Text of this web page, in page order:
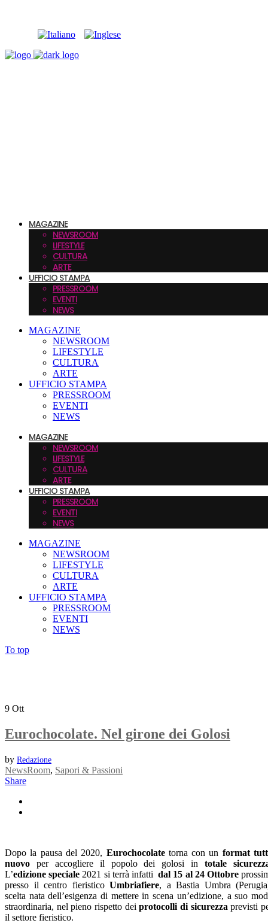
MAGAZINE
NEWSROOM
LIFESTYLE
CULTURA
ARTE
UFFICIO STAMPA
PRESSROOM
EVENTI
NEWS
MAGAZINE
NEWSROOM
LIFESTYLE
CULTURA
ARTE
UFFICIO STAMPA
PRESSROOM
EVENTI
NEWS
MAGAZINE
NEWSROOM
LIFESTYLE
CULTURA
ARTE
UFFICIO STAMPA
PRESSROOM
EVENTI
NEWS
MAGAZINE
NEWSROOM
LIFESTYLE
CULTURA
ARTE
UFFICIO STAMPA
PRESSROOM
EVENTI
NEWS
To top
9 Ott
Eurochocolate. Nel girone dei Golosi
by Redazione
NewsRoom, Sapori & Passioni
Share
Dopo la pausa del 2020, Eurochocolatetorna con un format
nuovo per accogliere il popolo dei golosi intotale
L’edizione speciale 2021 si terrà infattidal 15 al 24 Ottobre
presso il centro fieristico Umbriafiere, a Bastia Umbra
scelta nata dell’esigenza di mettere in scena un’edizione, a suo
straordinaria, nel pieno rispetto deiprotocolli di sicurezzaprevisti
il settore fieristico.